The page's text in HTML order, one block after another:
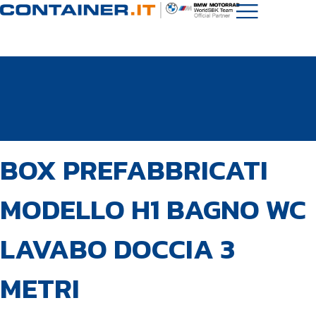
IN:
BOX PREFABBRICATI
MODELLO H1 BAGNO WC
LAVABO DOCCIA 3
METRI
il: